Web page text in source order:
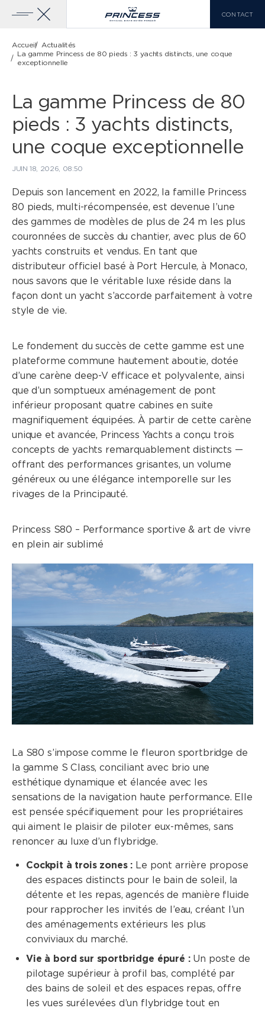
CONTACT
GAMME PRINCESS
CLASSE X VOIR PLUS
CLASSE Y
CLASSE S
CLASSE V
CLASSE C
LISTE DE COMPARAISON
EN FR IT
Accueil Actualités
La gamme Princess de 80 pieds : 3 yachts distincts, une coque
exceptionnelle
La gamme Princess de 80
pieds : 3 yachts distincts,
une coque exceptionnelle
JUIN 18, 2026, 08:50
Depuis son lancement en 2022, la famille Princess
80 pieds, multi-récompensée, est devenue l’une
des gammes de modèles de plus de 24 m les plus
couronnées de succès du chantier, avec plus de 60
yachts construits et vendus. En tant que
distributeur officiel basé à Port Hercule, à Monaco,
nous savons que le véritable luxe réside dans la
façon dont un yacht s’accorde parfaitement à votre
style de vie.
Le fondement du succès de cette gamme est une
plateforme commune hautement aboutie, dotée
d’une carène deep-V efficace et polyvalente, ainsi
que d’un somptueux aménagement de pont
inférieur proposant quatre cabines en suite
magnifiquement équipées. À partir de cette carène
unique et avancée, Princess Yachts a conçu trois
concepts de yachts remarquablement distincts —
offrant des performances grisantes, un volume
généreux ou une élégance intemporelle sur les
rivages de la Principauté.
Princess S80 – Performance sportive & art de vivre
en plein air sublimé
La S80 s’impose comme le fleuron sportbridge de
la gamme S Class, conciliant avec brio une
esthétique dynamique et élancée avec les
sensations de la navigation haute performance. Elle
est pensée spécifiquement pour les propriétaires
qui aiment le plaisir de piloter eux-mêmes, sans
renoncer au luxe d’un flybridge.
Cockpit à trois zones : Le pont arrière propose
des espaces distincts pour le bain de soleil, la
détente et les repas, agencés de manière fluide
pour rapprocher les invités de l’eau, créant l’un
des aménagements extérieurs les plus
conviviaux du marché.
Vie à bord sur sportbridge épuré :Un poste de
pilotage supérieur à profil bas, complété par
des bains de soleil et des espaces repas, offre
les vues surélevées d’un flybridge tout en